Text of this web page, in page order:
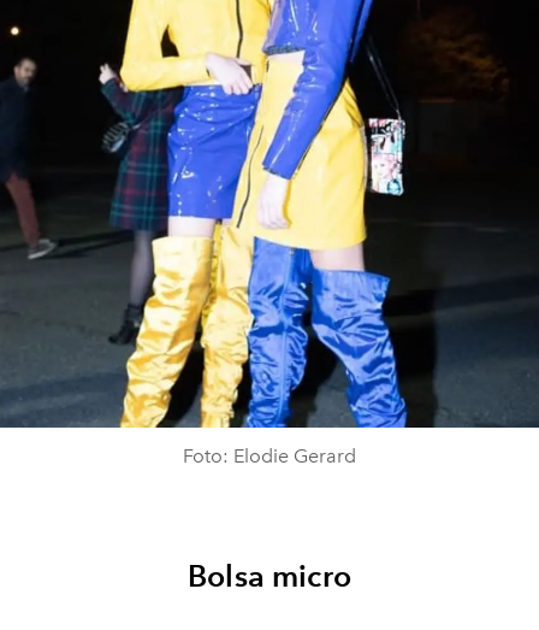
Foto: Elodie Gerard
Bolsa micro